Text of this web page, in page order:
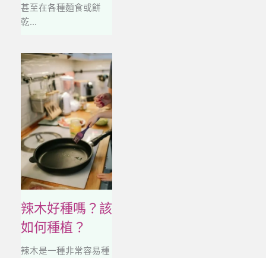
甚至在各種麵食或餅
乾...
辣木好種嗎？該
如何種植？
辣木是一種非常容易種